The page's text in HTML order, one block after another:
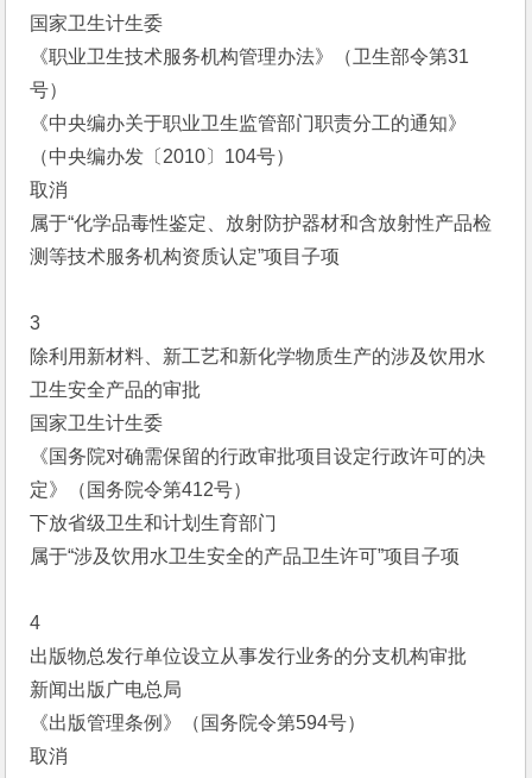
国家卫生计生委
《职业卫生技术服务机构管理办法》（卫生部令第31
号）
《中央编办关于职业卫生监管部门职责分工的通知》
（中央编办发〔2010〕104号）
取消
属于“化学品毒性鉴定、放射防护器材和含放射性产品检
测等技术服务机构资质认定”项目子项
3
除利用新材料、新工艺和新化学物质生产的涉及饮用水
卫生安全产品的审批
国家卫生计生委
《国务院对确需保留的行政审批项目设定行政许可的决
定》（国务院令第412号）
下放省级卫生和计划生育部门
属于“涉及饮用水卫生安全的产品卫生许可”项目子项
4
出版物总发行单位设立从事发行业务的分支机构审批
新闻出版广电总局
《出版管理条例》（国务院令第594号）
取消